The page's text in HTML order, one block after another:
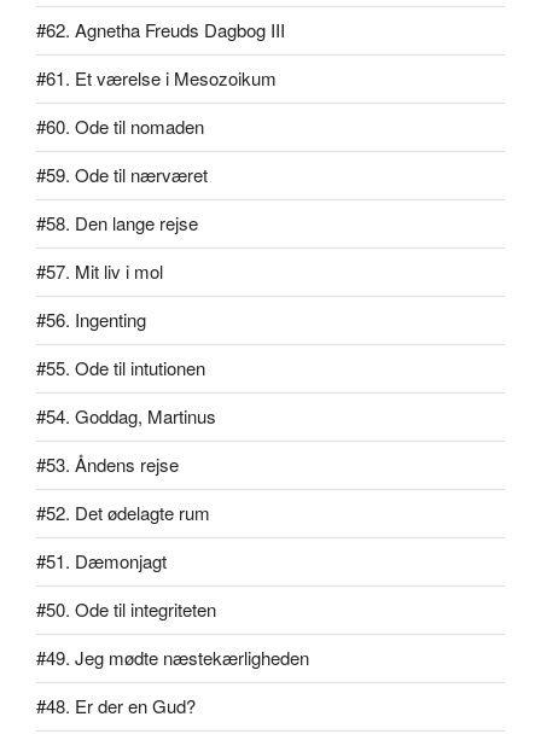
#62. Agnetha Freuds Dagbog III
#61. Et værelse i Mesozoikum
#60. Ode til nomaden
#59. Ode til nærværet
#58. Den lange rejse
#57. Mit liv i mol
#56. Ingenting
#55. Ode til intutionen
#54. Goddag, Martinus
#53. Åndens rejse
#52. Det ødelagte rum
#51. Dæmonjagt
#50. Ode til integriteten
#49. Jeg mødte næstekærligheden
#48. Er der en Gud?